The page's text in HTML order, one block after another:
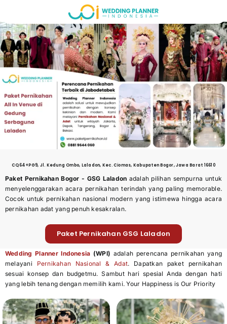
to
content
CQ64+PG9, Jl. Kedung Ombo, Laladon, Kec. Ciomas, Kabupaten Bogor, Jawa Barat 16610
Paket Pernikahan Bogor - GSG Laladon adalah pilihan sempurna untuk
menyelenggarakan acara pernikahan terindah yang paling memorable.
Cocok untuk pernikahan nasional modern yang istimewa hingga acara
pernikahan adat yang penuh kesakralan.
Paket Pernikahan GSG Laladon
Wedding Planner Indonesia (WPI) adalah perencana pernikahan yang
melayani Pernikahan Nasional & Adat. Dapatkan paket pernikahan
sesuai konsep dan budgetmu. Sambut hari spesial Anda dengan hati
yang lebih tenang dengan memilih kami. Your Happiness is Our Priority